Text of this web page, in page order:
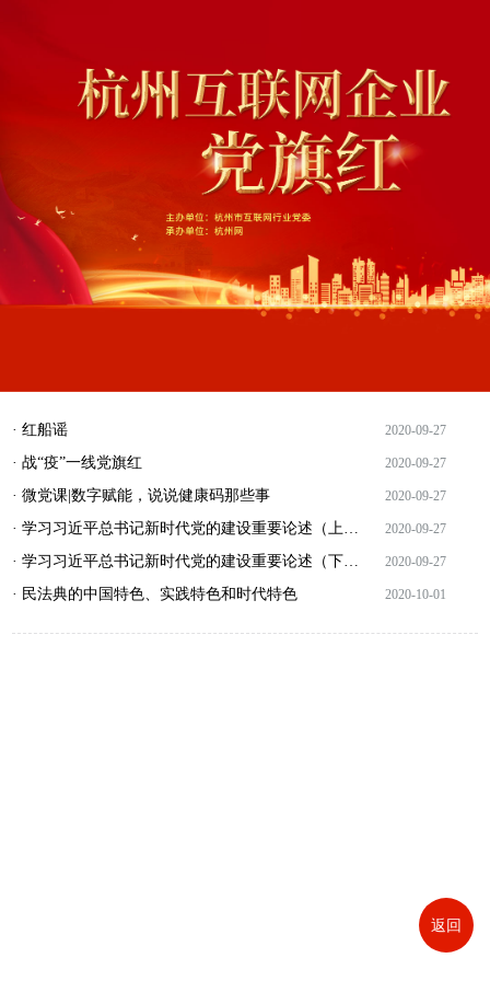
返回
· 红船谣 2020-09-27
· 战“疫”一线党旗红 2020-09-27
· 微党课|数字赋能，说说健康码那些事 2020-09-27
2020-09-27
2020-09-27
· 民法典的中国特色、实践特色和时代特色 2020-10-01